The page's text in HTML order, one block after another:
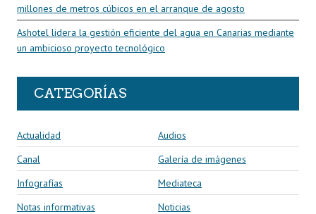
millones de metros cúbicos en el arranque de agosto
Ashotel lidera la gestión eficiente del agua en Canarias mediante
un ambicioso proyecto tecnológico
CATEGORÍAS
Actualidad
Audios
Canal
Galería de imágenes
Infografías
Mediateca
Notas informativas
Noticias